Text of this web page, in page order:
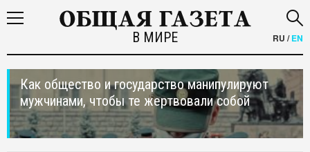
В МИРЕ RU /EN
Как общество и государство манипулируют
мужчинами, чтобы те жертвовали собой